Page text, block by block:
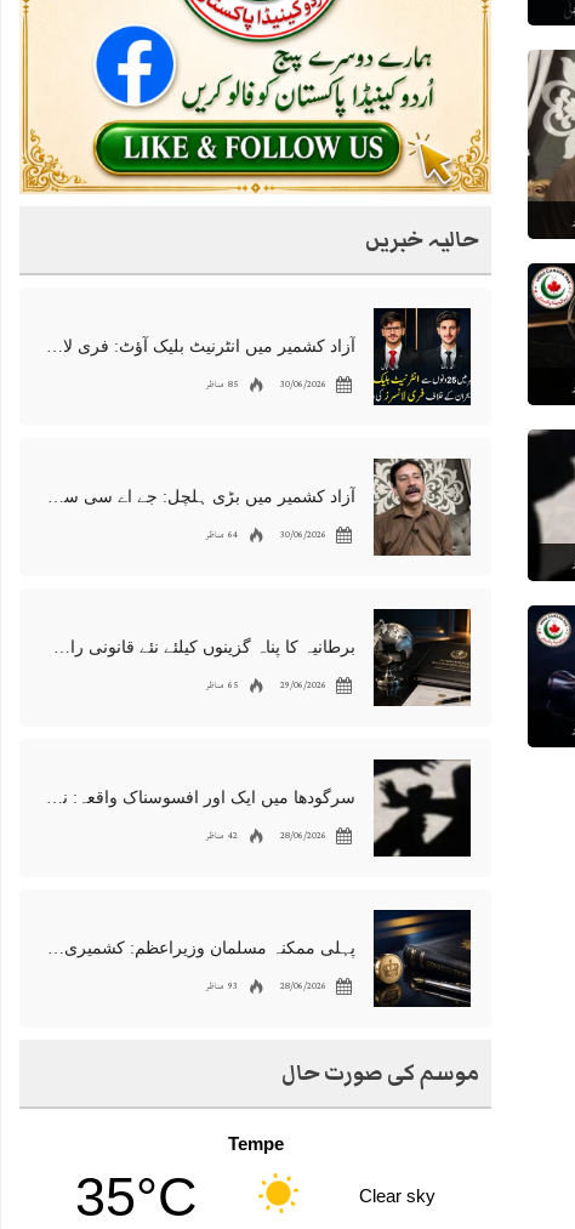
حالیہ خبریں
آزاد کشمیر میں انٹرنیٹ بلیک آؤٹ: فری لانسرز کا معاشی قتل، احتجاج شروع
30/06/2026 85 مناظر
آزاد کشمیر میں بڑی ہلچل: جے اے سی سربراہ شوکت نواز میر کی گرفتاری، دھرنا جاری
30/06/2026 64 مناظر
برطانیہ کا پناہ گزینوں کیلئے نئے قانونی راستوں اور اسپانسر شپ نظام کا اعلان
29/06/2026 65 مناظر
سرگودھا میں ایک اور افسوسناک واقعہ: نوعمر لڑکے سے مبینہ زیادتی، مقدمہ درج
28/06/2026 42 مناظر
پہلی ممکنہ مسلمان وزیراعظم: کشمیری نژاد شبانہ محمود برطانیہ میں مقبول
28/06/2026 93 مناظر
موسم کی صورت حال
Tempe
35°C Clear sky